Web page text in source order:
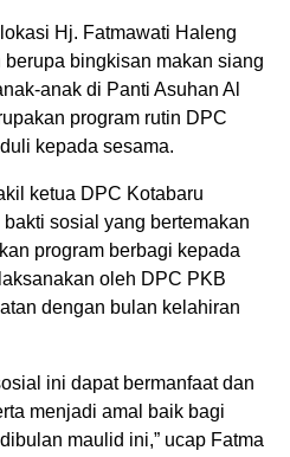
Hj. Fatmawati Haleng
bingkisan makan siang
anak di Panti Asuhan Al
program rutin DPC
kepada sesama.
ketua DPC Kotabaru
sosial yang bertemakan
program berbagi kepada
oleh DPC PKB
dengan bulan kelahiran
ini dapat bermanfaat dan
menjadi amal baik bagi
maulid ini,” ucap Fatma